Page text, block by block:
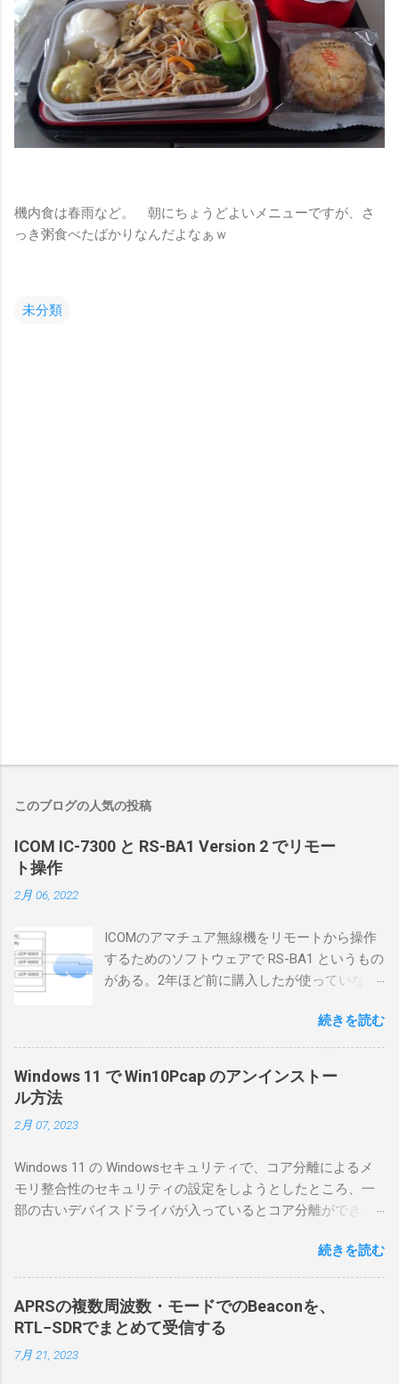
機内食は春雨など。 朝にちょうどよいメニューですが、さ
っき粥食べたばかりなんだよなぁｗ
未分類
このブログの人気の投稿
ICOM IC-7300 と RS-BA1 Version 2 でリモー
ト操作
2月 06, 2022
ICOMのアマチュア無線機をリモートから操作
するためのソフトウェアで RS-BA1 というもの
がある。2年ほど前に購入したが使っていなか
としているので、リモートから操作できる無
線局構築のために、真面目に使ってみること
にした。 市販のソフトウェアだから簡単に動
くだろうと思ったのだが、ちっともそんなに
合は、下記のこれらものが必要である ICOMの
無線機。 今回は私が持っているIC-7300を使
う。 無線機側(サーバ側) のWindows PC。 今
を入れて使っている。 TPMとか入っているの
でBitLockerのDisk暗号化もでき、遠隔地で盗難
にあってもデータ流出の危険性が少ないかな
と思って。 操作側 (クライアント側) の
続きを読む
Windows 11 で Win10Pcap のアンインストー
ル方法
2月 07, 2023
Windows 11 の Windowsセキュリティで、コア分離によるメ
モリ整合性のセキュリティの設定をしようとしたところ、一
部の古いデバイスドライバが入っているとコア分離ができな
で利用する Win10Pcap.sys が入っているためにコア分離がで
きないとエラーが出ておりました。 アンインストールのプロ
グラムなどを走らせてもアンインストールできなかったの
で、どのように実行すればよいのか調べながら実施しまし
た。結論としては pnputil というコマンドを用いればよかった
です。 まずは管理者権限でTerminalを実行します。
続きを読む
APRSの複数周波数・モードでのBeaconを、
RTL−SDRでまとめて受信する
7月 21, 2023